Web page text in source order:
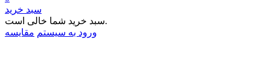
سبد خرید
سبد خرید شما خالی است.
ورود به سیستم مقایسه